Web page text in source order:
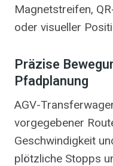
Magnetstreifen,
oder visueller
Präzise
Pfadplanung
AGV-
vorgegebener
Geschwindigkeit
plötzliche Stopps